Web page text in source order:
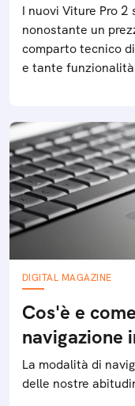
I nuovi Viture Pro
nonostante un
comparto tecnico
e tante
DIGITAL MAGAZINE
Cos'è e
navigazione
La modalità di
delle nostre